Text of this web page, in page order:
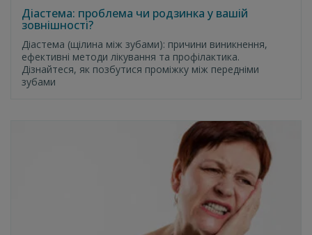
Діастема: проблема чи родзинка у вашій
зовнішності?
Діастема (щілина між зубами): причини виникнення,
ефективні методи лікування та профілактика.
Дізнайтеся, як позбутися проміжку між передніми
зубами